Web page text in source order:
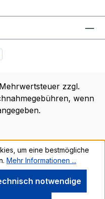
zzgl.
wenn
um eine bestmögliche
Mehr Informationen ...
notwendige